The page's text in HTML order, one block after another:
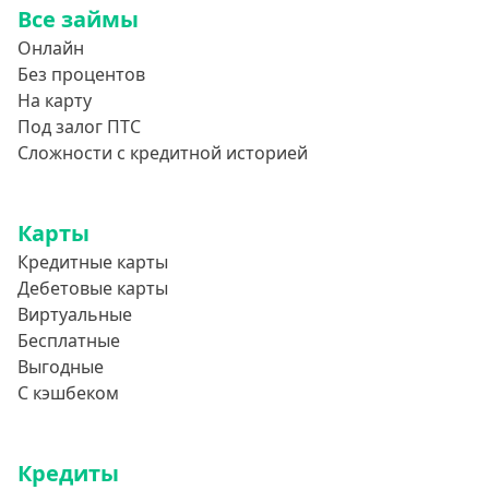
Все займы
Онлайн
Без процентов
На карту
Под залог ПТС
Сложности с кредитной историей
Карты
Кредитные карты
Дебетовые карты
Виртуальные
Бесплатные
Выгодные
С кэшбеком
Кредиты